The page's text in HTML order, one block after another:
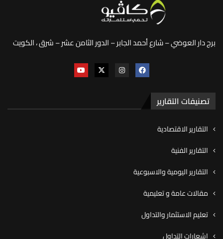
برج دار العوضي – شارع أحمد الجابر – الدور الثامن عشر – شرق ، الكويت
تصنيفات التقارير
التقارير الاقتصادية
التقارير الفنية
التقارير اليومية والاسبوعية
مقالات عامة و تعليمية
تعليم الاستثمار والتداول
اشعارات التداول